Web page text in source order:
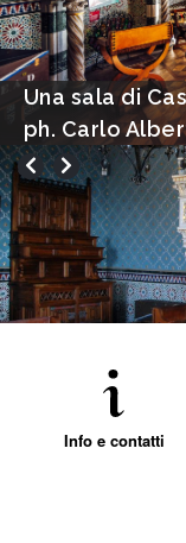
Una sala di
ph. Carlo
Info e contatti